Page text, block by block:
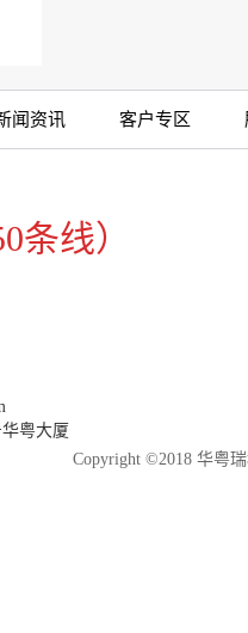
闻资讯 客户专区
条线）
粤大厦
Copyright ©2018 华粤